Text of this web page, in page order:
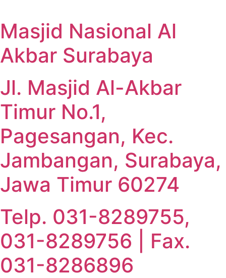
Masjid Nasional Al
Akbar Surabaya
Jl. Masjid Al-Akbar
Timur No.1,
Pagesangan, Kec.
Jambangan, Surabaya,
Jawa Timur 60274
Telp. 031-8289755,
031-8289756 | Fax.
031-8286896